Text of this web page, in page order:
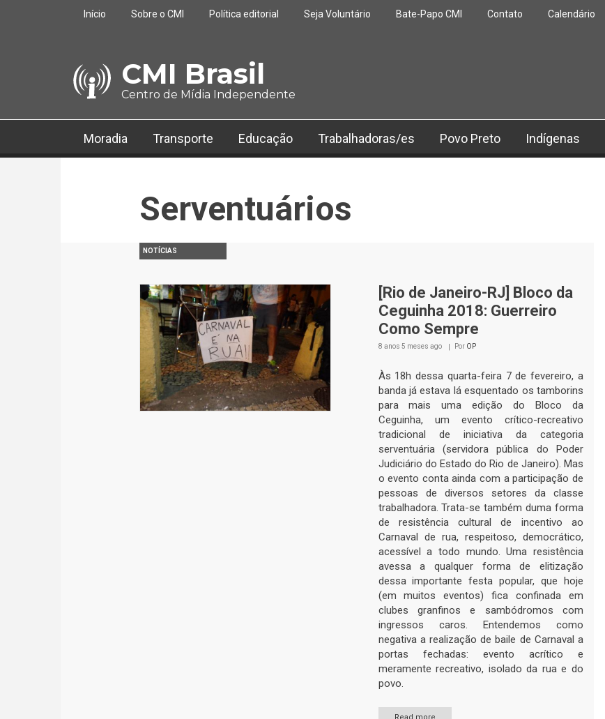
Pular para o conteúdo principal
Início Sobre o CMI Política editorial Seja Voluntário Bate-Papo CMI Contato Calendário
CMI Brasil
Centro de Mídia Independente
Moradia Transporte Educação Trabalhadoras/es Povo Preto Indígenas
Serventuários
NOTÍCIAS
[Rio de Janeiro-RJ] Bloco da
Ceguinha 2018: Guerreiro
Como Sempre
8 anos 5 meses ago Por OP
Às 18h dessa quarta-feira 7 de fevereiro, a
banda já estava lá esquentado os tamborins
para mais uma edição do Bloco da
Ceguinha, um evento crítico-recreativo
tradicional de iniciativa da categoria
serventuária (servidora pública do Poder
Judiciário do Estado do Rio de Janeiro). Mas
o evento conta ainda com a participação de
pessoas de diversos setores da classe
trabalhadora. Trata-se também duma forma
de resistência cultural de incentivo ao
Carnaval de rua, respeitoso, democrático,
acessível a todo mundo. Uma resistência
avessa a qualquer forma de elitização
dessa importante festa popular, que hoje
(em muitos eventos) fica confinada em
clubes granfinos e sambódromos com
ingressos caros. Entendemos como
negativa a realização de baile de Carnaval a
portas fechadas: evento acrítico e
meramente recreativo, isolado da rua e do
povo.